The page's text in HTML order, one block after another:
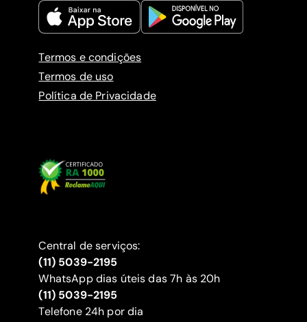
Termos e condições
Termos de uso
Política de Privacidade
Central de serviços:
(11) 5039-2195
WhatsApp dias úteis das 7h às 20h
(11) 5039-2195
‍Telefone 24h por dia